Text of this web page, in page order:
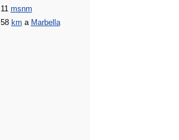
11 msnm
58 km a Marbella